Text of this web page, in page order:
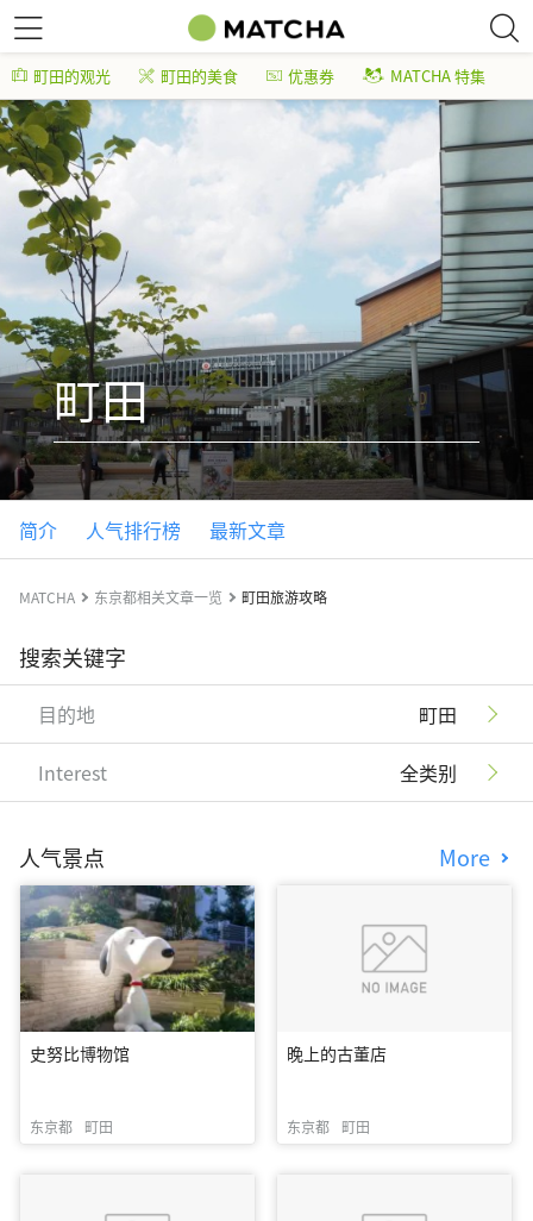
町田的观光 町田的美食 优惠券 MATCHA 特集
町田
简介 人气排行榜 最新文章
MATCHA 东京都相关文章一览 町田旅游攻略
搜索关键字
目的地 町田
Interest 全类别
人气景点 More
史努比博物馆
东京都 町田
晚上的古董店
东京都 町田